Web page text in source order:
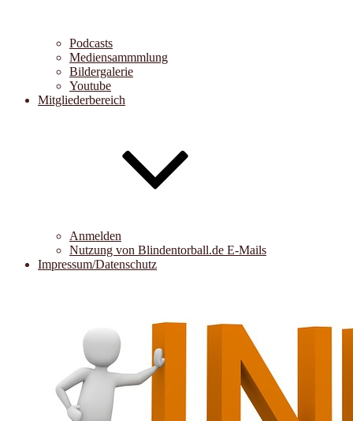
Podcasts
Mediensammmlung
Bildergalerie
Youtube
Mitgliederbereich
Anmelden
Nutzung von Blindentorball.de E-Mails
Impressum/Datenschutz